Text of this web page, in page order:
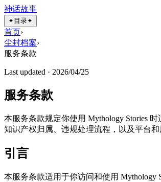
神话故事
✦ 目录✦
首页›
尘封档案›
服务条款
Last updated · 2026/04/25
服务条款
本服务条款规定你使用 Mythology Stories
知识产权归属、违规处理流程，以及平台
引言
本服务条款适用于你访问和使用